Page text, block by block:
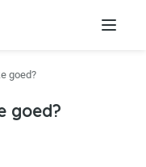
Menu
goed?
goed?